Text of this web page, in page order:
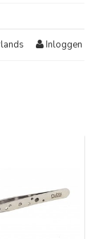
Inloggen